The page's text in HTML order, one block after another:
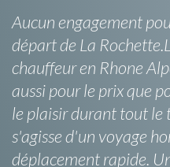
Aucun engagement
départ de La
chauffeur en Rhone
aussi pour le prix que
le plaisir durant tout
s'agisse d'un voyage
déplacement rapide.